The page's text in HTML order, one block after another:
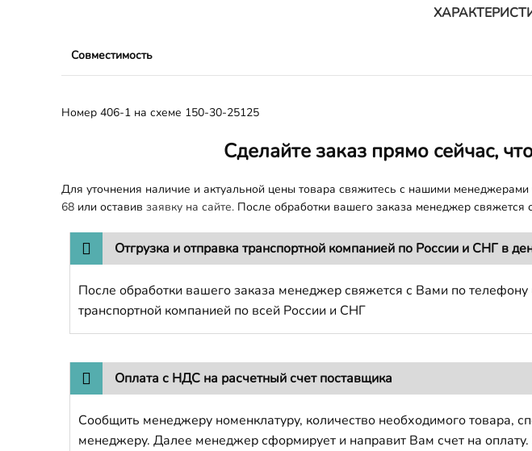
Совместимость
Номер 406-1 на схеме 150-30-25125
Сделайте заказ прямо сейчас,
Для уточнения наличие и актуальной цены товара свяжитесь с нашими
68 или оставив заявку на сайте. После обработки вашего заказа менеджер свяжется
Отгрузка и отправка транспортной компанией по России и СНГ в
После обработки вашего заказа менеджер свяжется с Вами по телефону
транспортной компанией по всей России и СНГ
Оплата с НДС на расчетный счет поставщика
Сообщить менеджеру номенклатуру, количество необходимого товара,
менеджеру. Далее менеджер сформирует и направит Вам счет на